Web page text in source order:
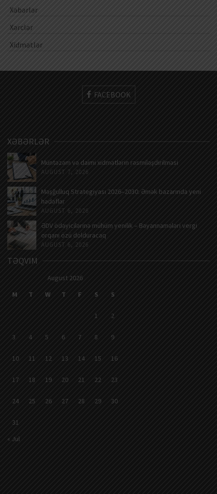
Xəbərlər
Xərclər
Xidmətlər
FACEBOOK
XƏBƏRLƏR
Müntəzəm və daimi xidmətlərin rəsmiləşdirilməsi
AUGUST 7, 2026
Məşğulluq Strategiyası 2026–2030: Əmək bazarında yeni
hədəflər
AUGUST 6, 2026
ƏDV ödəyicilərinə mühüm yenilik – Bəyannamələri vergi
orqanı özü dolduracaq
AUGUST 6, 2026
TƏQVIM
August 2026
M
T W T F S S
1 2
3 4 5 6 7 8 9
10 11 12 13 14 15 16
17 18 19 20 21 22 23
24 25 26 27 28 29 30
31
« Jul